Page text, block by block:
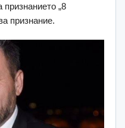
„8
признание.